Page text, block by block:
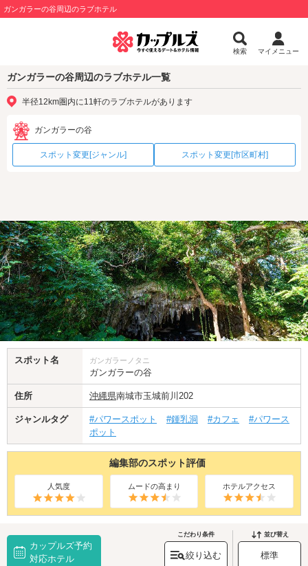
ガンガラーの谷周辺のラブホテル
検索 マイメニュー
ガンガラーの谷周辺のラブホテル一覧
半径12km圏内に11軒のラブホテルがあります
ガンガラーの谷
スポット変更[ジャンル] スポット変更[市区町村]
スポット名 ガンガラーノタニ
ガンガラーの谷
住所 沖縄県南城市玉城前川202
ジャンルタグ #パワースポット #鍾乳洞 #カフェ
#パワース
ポット
編集部のスポット評価
人気度 ムードの高まり ホテルアクセス
カップルズ予約
対応ホテル
こだわり条件
絞り込む
並び替え
標準